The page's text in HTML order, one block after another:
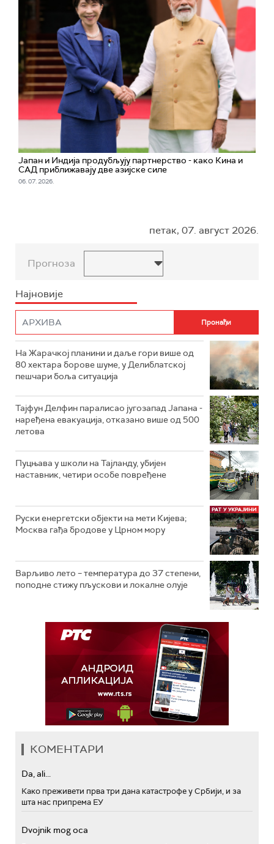
Јапан и Индија продубљују партнерство - како Кина и
САД приближавају две азијске силе
06. 07. 2026.
петак, 07. август 2026.
Прогноза
Најновије
На Жарачкој планини и даље гори више од
80 хектара борове шуме, у Делиблатској
пешчари боља ситуација
Тајфун Делфин паралисао југозапад Јапана -
наређена евакуација, отказано више од 500
летова
Пуцњава у школи на Тајланду, убијен
наставник, четири особе повређене
Руски енергетски објекти на мети Кијева;
Москва гађа бродове у Црном мору
Варљиво лето – температура до 37 степени,
поподне стижу пљускови и локалне олује
КОМЕНТАРИ
Da, ali...
Како преживети прва три дана катастрофе у Србији, и за
шта нас припрема ЕУ
Dvojnik mog oca